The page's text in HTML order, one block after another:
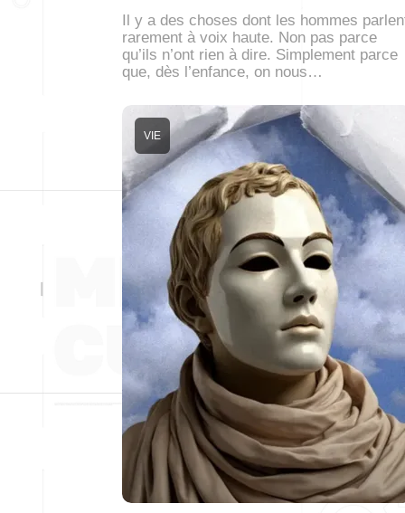
Il y a des choses dont les hommes
rarement à voix haute. Non pas parce
qu’ils n’ont rien à dire. Simplement parce
que, dès l’enfance, on nous…
VIE